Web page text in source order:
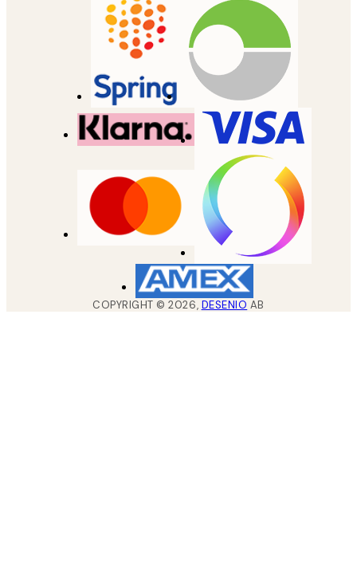
COPYRIGHT ©2026, DESENIO AB